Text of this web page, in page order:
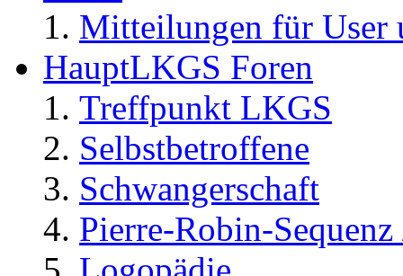
Mitteilungen für User
HauptLKGS Foren
Treffpunkt LKGS
Selbstbetroffene
Schwangerschaft
Pierre-Robin-